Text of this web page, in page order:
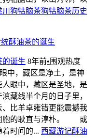
川狗牯脑茶狗牯脑茶历史
的诞生 8年前• 围观热度
，藏区是净土，是神
眼中，藏区是圣地，是
线半个月的日子里，
比羊卓雍错更能震撼我
胞的耿直与淳朴。 或
时间的... 西藏游记酥油